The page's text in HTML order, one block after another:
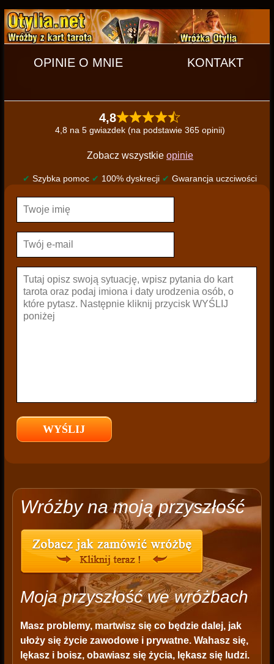
OPINIE O MNIE KONTAKT
4,8
4,8 na 5 gwiazdek (na podstawie 365 opinii)
Zobacz wszystkie opinie
✔ Szybka pomoc ✔ 100% dyskrecji ✔ Gwarancja uczciwości
Wróżby na moją przyszłość
Moja przyszłość we wróżbach
Masz problemy, martwisz się co będzie dalej, jak
ułoży się życie zawodowe i prywatne. Wahasz się,
lękasz i boisz, obawiasz się życia, lękasz się ludzi.